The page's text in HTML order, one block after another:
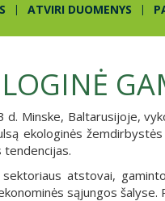
ATVIRI DUOMENYS
d. Minske, Baltarusijoje,
ekologinės
tendencijas.
sektoriaus atstovai,
sąjungos